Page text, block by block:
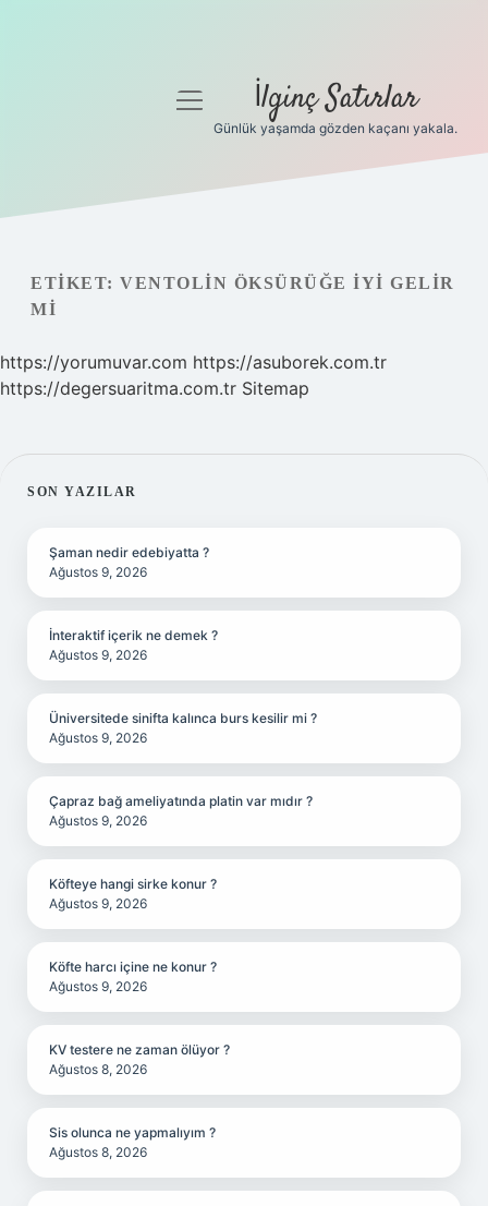
Gizlilik Politikası
Hakkımızda
menüyü
İlginç Satırlar
Günlük yaşamda gözden kaçanı yakala.
ETIKET: VENTOLIN ÖKSÜRÜĞE IYI GELIR
MI
https://yorumuvar.com https://asuborek.com.tr
https://degersuaritma.com.tr Sitemap
SIDEBAR
SON YAZILAR
Şaman nedir edebiyatta ?
Ağustos 9, 2026
İnteraktif içerik ne demek ?
Ağustos 9, 2026
Üniversitede sinifta kalınca burs kesilir mi ?
Ağustos 9, 2026
Çapraz bağ ameliyatında platin var mıdır ?
Ağustos 9, 2026
Köfteye hangi sirke konur ?
Ağustos 9, 2026
Köfte harcı içine ne konur ?
Ağustos 9, 2026
KV testere ne zaman ölüyor ?
Ağustos 8, 2026
Sis olunca ne yapmalıyım ?
Ağustos 8, 2026